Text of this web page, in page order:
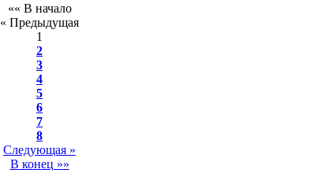
«« В начало
« Предыдущая
1
2
3
4
5
6
7
8
Следующая »
В конец »»